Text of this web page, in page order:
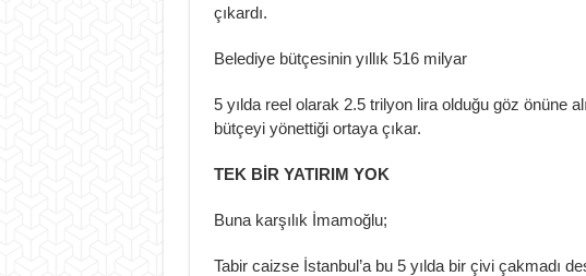
çıkardı.
Belediye bütçesinin yıllık 516 milyar
5 yılda reel olarak 2.5 trilyon lira olduğu göz önüne
bütçeyi yönettiği ortaya çıkar.
TEK BİR YATIRIM YOK
Buna karşılık İmamoğlu;
Tabir caizse İstanbul’a bu 5 yılda bir çivi çakmadı